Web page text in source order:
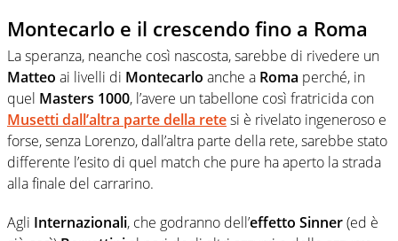
Montecarlo e il crescendo fino a Roma
La speranza, neanche così nascosta, sarebbe di rivedere un
Matteo ai livelli di Montecarlo anche a Roma perché, in
quel Masters 1000, l’avere un tabellone così fratricida con
Musettidall’altra parte della retesi è rivelato ingeneroso e
forse, senza Lorenzo, dall’altra parte della rete, sarebbe stato
differente l’esito di quel match che pure ha aperto la strada
alla finale del carrarino.
Agli Internazionali, che godranno dell’effetto Sinner(ed è